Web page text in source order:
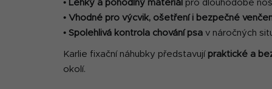
• Lehký a pohodlný materiál pro dlouhodobé
• Vhodné pro výcvik, ošetření i bezpečné
• Spolehlivá kontrola chování psa v náročných
Karlie fixační náhubky představují praktické a
okolí.